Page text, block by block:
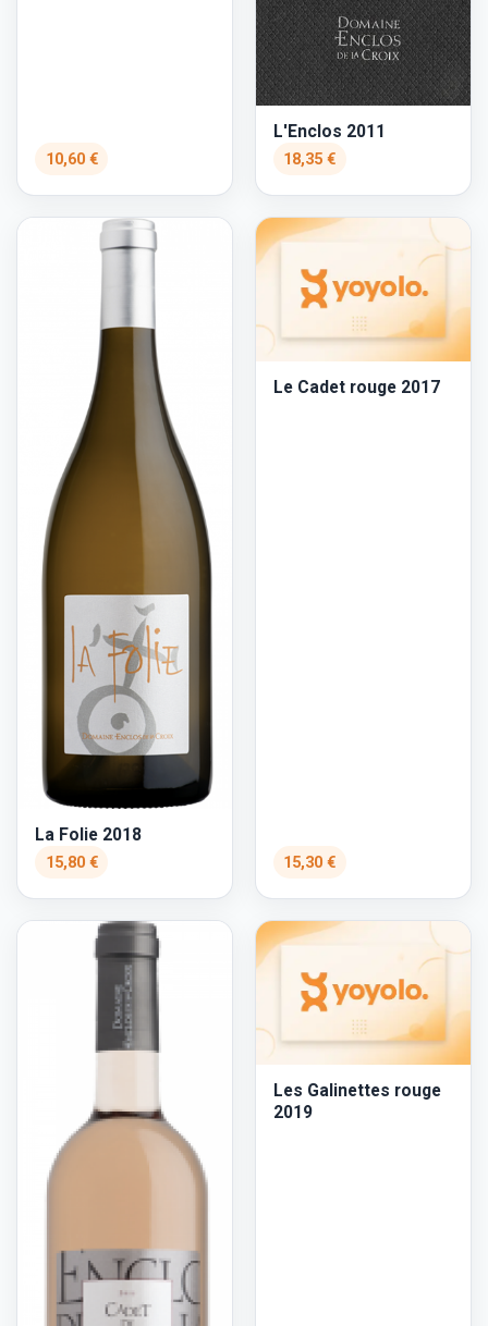
10,60 €
L'Enclos 2011
18,35 €
La Folie 2018
15,80 €
Le Cadet rouge 2017
15,30 €
Les Galinettes rouge
2019